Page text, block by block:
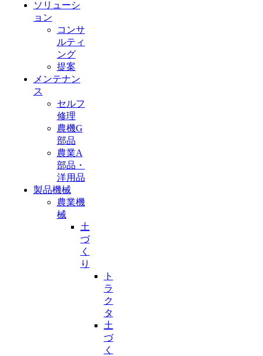
ソリューシ
ョン
コンサ
ルティ
ング
提案
メンテナン
ス
セルフ
修理
農機G
部品
農業A
部品・
洋用品
製品機械
農業機
械
土
づ
く
り
ト
ラ
ク
タ
土
づ
く